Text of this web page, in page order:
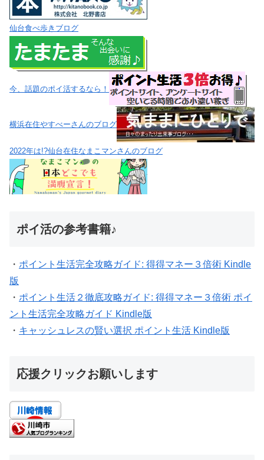
仙台食べ歩きブログ
今、話題のポイ活するなら！
横浜在住やすべーさんのブログ
2022年は!?仙台在住なまこマンさんのブログ
ポイ活の参考書籍♪
・ ポイント生活完全攻略ガイド: 得得マネー３倍術 Kindle
版
・ ポイント生活２徹底攻略ガイド: 得得マネー３倍術 ポイ
ント生活完全攻略ガイド Kindle版
・ キャッシュレスの賢い選択 ポイント生活 Kindle版
応援クリックお願いします